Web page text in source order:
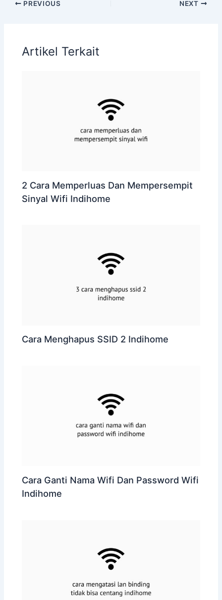
PREVIOUS NEXT
Artikel Terkait
2 Cara Memperluas Dan Mempersempit
Sinyal Wifi Indihome
Cara Menghapus SSID 2 Indihome
Cara Ganti Nama Wifi Dan Password Wifi
Indihome